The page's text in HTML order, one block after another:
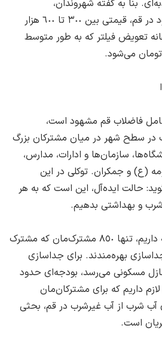
بنا به گفته شهروندان،
‌دستگاه‌های تصفیه موجود در قم، ‌قیمتی بین ٣٠٠ تا ٦٠٠ هزار
تعویض فیلتر که به طور متوسط
می‌شود.
فاضلاب قم مشهود است،
در سطح شهر در میان مشترکان بزرگ
سازمان‌ها و ادارات، ‌مدارس،
و جمکران. توکلی در این
حالت ایده‌آل، این است که به هر
شرب و بهداشتی بدهیم.
ما از ٣٠٠ هزار مشترکی که داریم، تنها ٨٥٠ مشترک‌مان که مشترک
بهره‌مندند. برای جداسازی
مسکونی می‌رسد، ‌بودجه‌ای حدود
تومان لازم داریم که برای مشترکان‌مان
آب شرب از آب غیرشرب در قم، ‌بحثی
است.